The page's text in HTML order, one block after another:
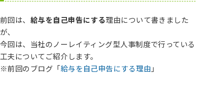
前回は、 給与を自己申告にする理由について書きました
が、
今回は、当社のノーレイティング型人事制度で行っている
工夫についてご紹介します。
※前回のブログ「給与を自己申告にする理由 」